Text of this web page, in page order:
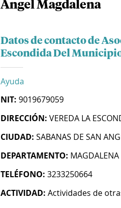
Angel Magdalena
Datos de contacto de
Escondida Del Municipio
Ayuda
NIT: 9019679059
DIRECCIÓN: VEREDA LA
CIUDAD: SABANAS DE SAN
DEPARTAMENTO: MAGDALENA
TELÉFONO: 3233250664
ACTIVIDAD: Actividades de